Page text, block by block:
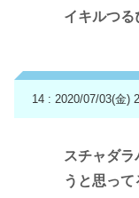
イキルつる
14 : 2020/07/03(金)
スチャダ
うと思って